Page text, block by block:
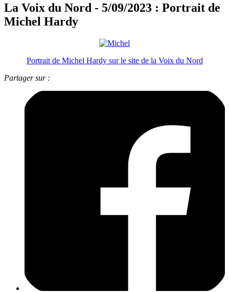
La Voix du Nord - 5/09/2023 : Portrait de
Michel Hardy
Portrait de Michel Hardy sur le site de la Voix du Nord
Partager sur :